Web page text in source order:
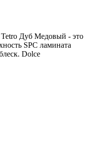
Дуб Медовый - это
SPC ламината
Dolce